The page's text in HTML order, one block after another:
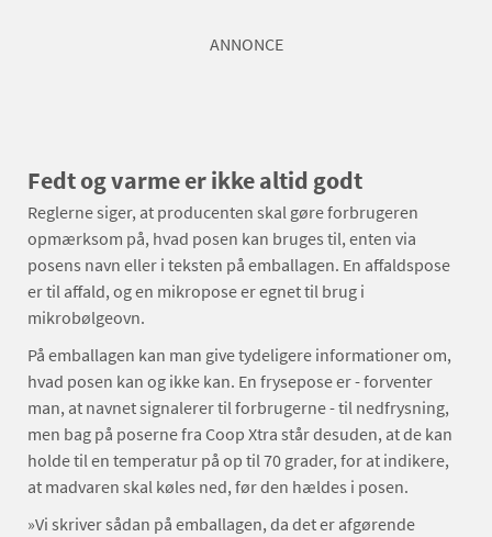
ANNONCE
Fedt og varme er ikke altid godt
Reglerne siger, at producenten skal gøre forbrugeren
opmærksom på, hvad posen kan bruges til, enten via
posens navn eller i teksten på emballagen. En affaldspose
er til affald, og en mikropose er egnet til brug i
mikrobølgeovn.
På emballagen kan man give tydeligere informationer om,
hvad posen kan og ikke kan. En frysepose er - forventer
man, at navnet signalerer til forbrugerne - til nedfrysning,
men bag på poserne fra Coop Xtra står desuden, at de kan
holde til en temperatur på op til 70 grader, for at indikere,
at madvaren skal køles ned, før den hældes i posen.
»Vi skriver sådan på emballagen, da det er afgørende